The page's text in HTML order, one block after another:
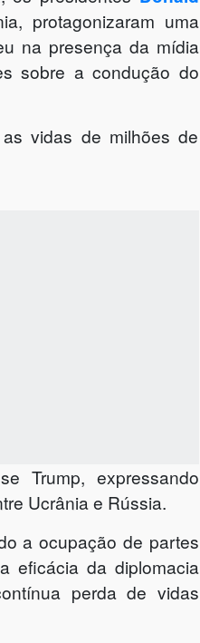
protagonizaram uma
na presença da mídia
sobre a condução do
vidas de milhões de
Trump, expressando
Ucrânia e Rússia.
a ocupação de partes
eficácia da diplomacia
perda de vidas